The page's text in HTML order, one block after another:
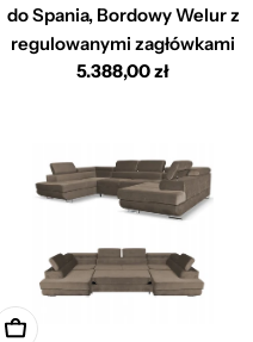
do Spania, Bordowy Welur z
regulowanymi zagłówkami
Cena
5.388,00 zł
Dodaj do koszyka